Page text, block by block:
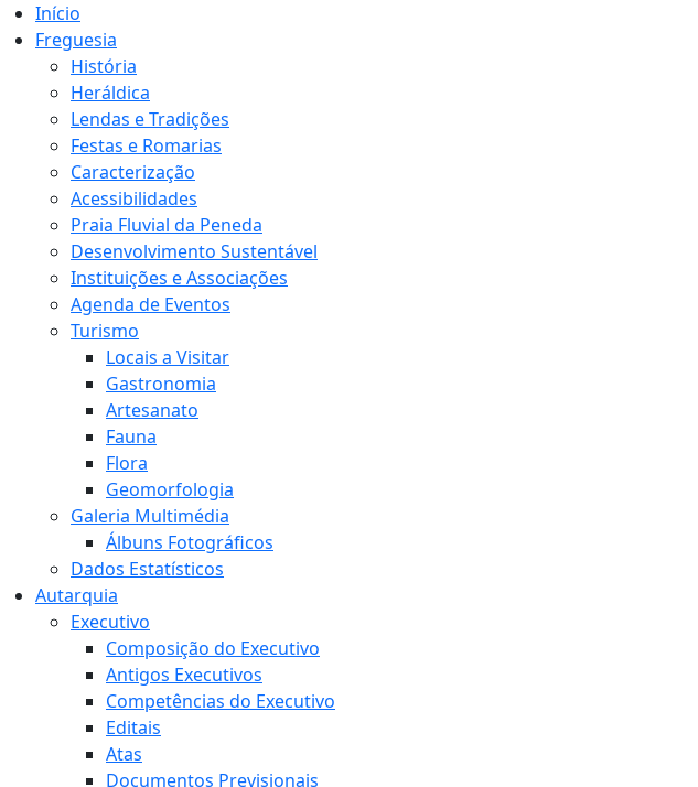
Início
Freguesia
História
Heráldica
Lendas e Tradições
Festas e Romarias
Caracterização
Acessibilidades
Praia Fluvial da Peneda
Desenvolvimento Sustentável
Instituições e Associações
Agenda de Eventos
Turismo
Locais a Visitar
Gastronomia
Artesanato
Fauna
Flora
Geomorfologia
Galeria Multimédia
Álbuns Fotográficos
Dados Estatísticos
Autarquia
Executivo
Composição do Executivo
Antigos Executivos
Competências do Executivo
Editais
Atas
Documentos Previsionais